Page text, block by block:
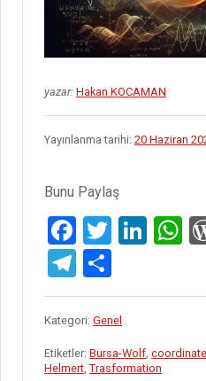
yazar: Hakan KOCAMAN
Yayınlanma tarihi: 20 Haziran
Bunu Paylaş
F
a
ce
b
o
o
T
tt
er
Li
ke
n
W
at
A
T
el
e
gr
h
ar
e
Kategori: Genel
Etiketler: Bursa-Wolf, coordinate
Helmert, Trasformation